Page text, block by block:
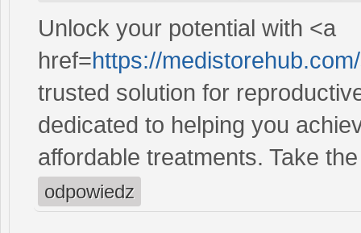
Unlock your potential with <a
href=https://
trusted solution for
dedicated to helping you
affordable treatments. Take
odpowiedz